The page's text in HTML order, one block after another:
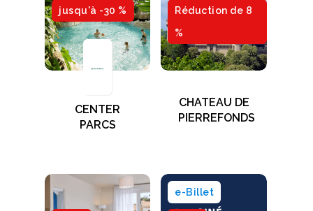
jusqu'à -30 %
CENTER
PARCS
Réduction de 8
%
CHATEAU DE
PIERREFONDS
e-Billet